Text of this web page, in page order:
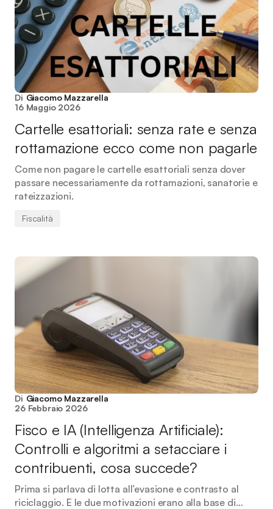
Di Giacomo Mazzarella
16 Maggio 2026
Cartelle esattoriali: senza rate e senza
rottamazione ecco come non pagarle
Come non pagare le cartelle esattoriali senza dover
passare necessariamente da rottamazioni, sanatorie e
rateizzazioni.
Fiscalità
Di Giacomo Mazzarella
26 Febbraio 2026
Fisco e IA (Intelligenza Artificiale):
Controlli e algoritmi a setacciare i
contribuenti, cosa succede?
Prima si parlava di lotta all’evasione e contrasto al
riciclaggio. E le due motivazioni erano alla base di…